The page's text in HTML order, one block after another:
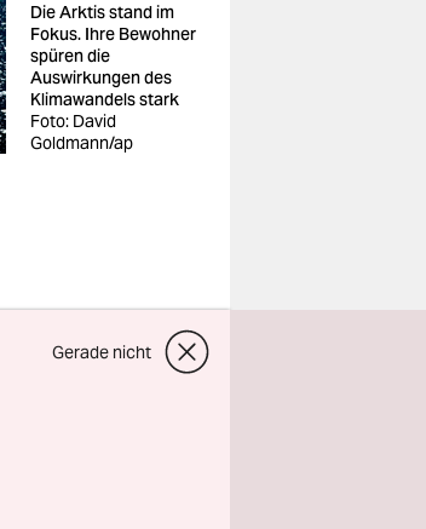
Die Arktis stand im
Fokus. Ihre Bewohner
spüren die
Auswirkungen des
Klimawandels stark
Foto: David
Goldmann/ap
Gerade nicht